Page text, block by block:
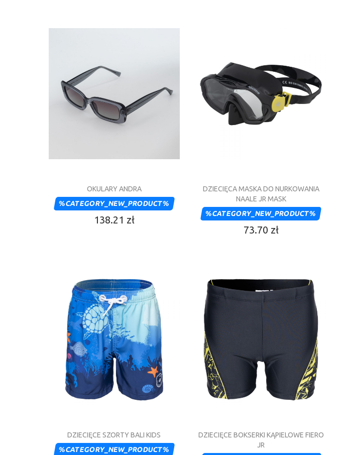
OKULARY ANDRA
%CATEGORY_NEW_PRODUCT%
138.21 zł
DZIECIĘCA MASKA DO NURKOWANIA
NAALE JR MASK
%CATEGORY_NEW_PRODUCT%
73.70 zł
DZIECIĘCE SZORTY BALI KIDS
%CATEGORY_NEW_PRODUCT%
DZIECIĘCE BOKSERKI KĄPIELOWE FIERO
JR